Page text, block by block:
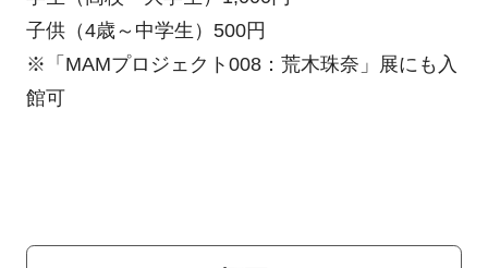
子供（4歳～中学生）500円
※「MAMプロジェクト008：荒木珠奈」展にも入
館可